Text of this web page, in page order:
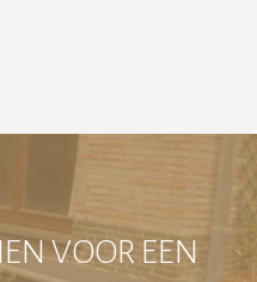
VOOR EEN